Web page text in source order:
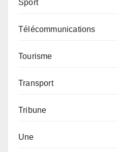
Sport
Télécommunications
Tourisme
Transport
Tribune
Une